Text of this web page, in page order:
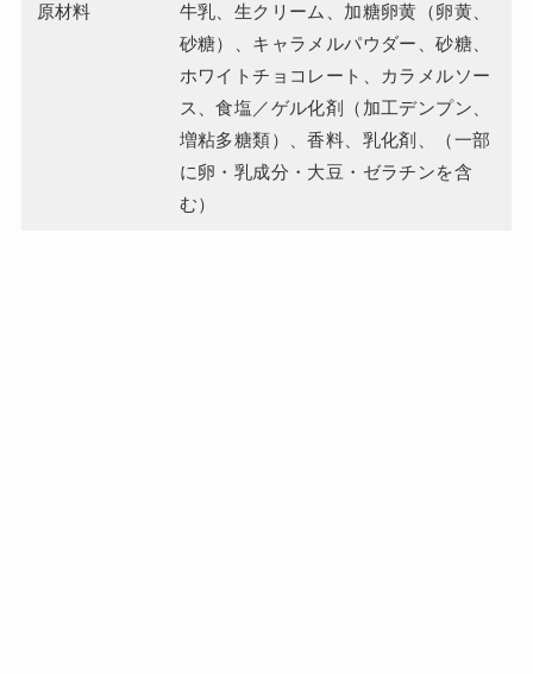
原材料
牛乳、生クリーム、加糖卵黄（卵黄、
砂糖）、キャラメルパウダー、砂糖、
ホワイトチョコレート、カラメルソー
ス、食塩／ゲル化剤（加工デンプン、
増粘多糖類）、香料、乳化剤、（一部
に卵・乳成分・大豆・ゼラチンを含
む）